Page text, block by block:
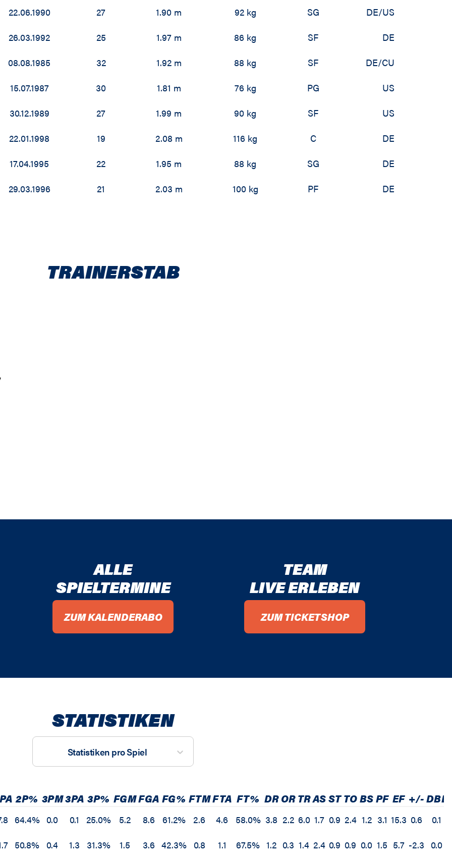
22.06.1990 27 1.90 m 92 kg SG
DE/US
26.03.1992 25 1.97 m 86 kg SF
DE
08.08.1985 32 1.92 m 88 kg SF
DE/CU
15.07.1987 30 1.81 m 76 kg PG
US
30.12.1989 27 1.99 m 90 kg SF
US
22.01.1998 19 2.08 m 116 kg C
DE
17.04.1995 22 1.95 m 88 kg SG
DE
29.03.1996 21 2.03 m 100 kg PF DE
TRAINERSTAB
ALLE
SPIELTERMINE
ZUM KALENDERABO
TEAM
LIVE ERLEBEN
ZUM TICKETSHOP
STATISTIKEN
Statistiken pro Spiel
2P% 3PM3PA 3P% FGMFGA FG% FTMFTA FT% DRORTRASSTTOBSPF EF +/-DBL
64.4% 0.0 0.1 25.0% 5.2 8.6 61.2% 2.6 4.6 58.0% 3.8 2.2 6.0 1.7 0.9 2.4 1.2 3.1 15.3 0.6
0.1
50.8% 0.4 1.3 31.3% 1.5 3.6 42.3% 0.8 1.1 67.5% 1.2 0.3 1.4 2.4 0.9 0.9 0.0 1.5 5.7 -2.3 0.0